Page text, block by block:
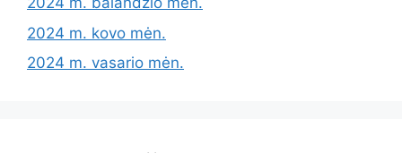
2024 m. kovo mėn.
2024 m. vasario mėn.